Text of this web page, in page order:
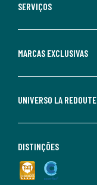
SERVIÇOS
MARCAS EXCLUSIVAS
UNIVERSO LA REDOUTE
DISTINÇÕES